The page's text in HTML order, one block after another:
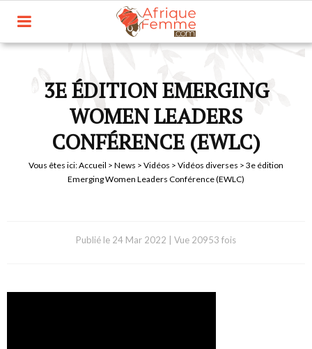
3E ÉDITION EMERGING
WOMEN LEADERS
CONFÉRENCE (EWLC)
Vous êtes ici:Accueil > News > Vidéos > Vidéos diverses > 3e édition
Emerging Women Leaders Conférence (EWLC)
Publié le 24 Mar 2022 Vue 20953 fois